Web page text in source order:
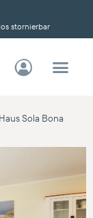
stornierbar
Sola Bona